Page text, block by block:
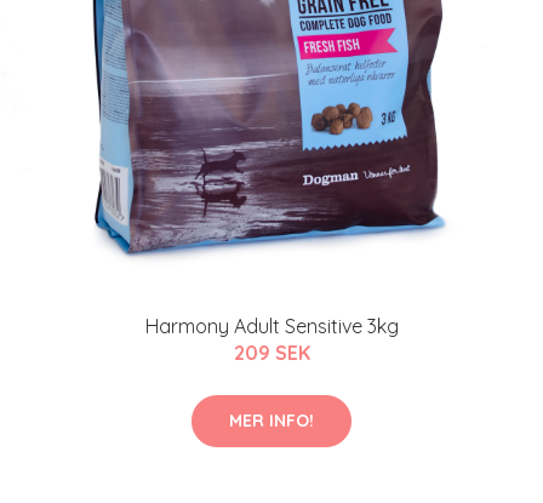
Harmony Adult Sensitive 3kg
209 SEK
MER INFO!